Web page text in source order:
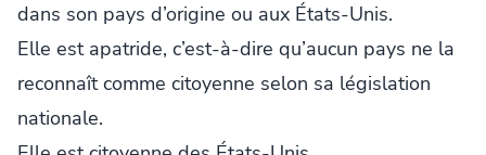
dans son pays d’origine ou aux États-Unis.
Elle est apatride, c’est-à-dire qu’aucun pays ne la
reconnaît comme citoyenne selon sa législation
nationale.